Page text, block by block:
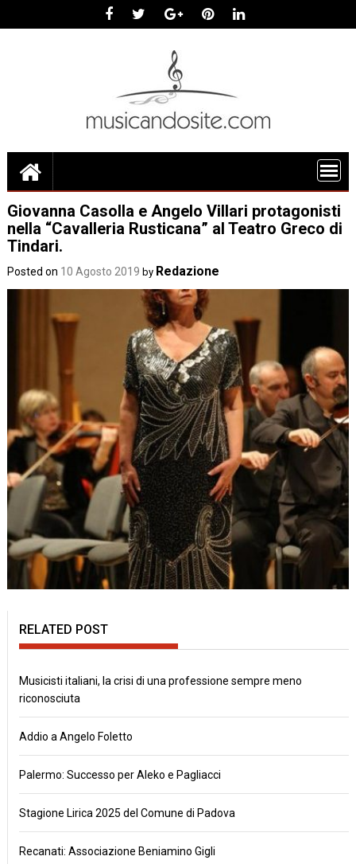
Giovanna Casolla e Angelo Villari protagonisti
nella “Cavalleria Rusticana” al Teatro Greco di
Tindari.
Posted on 10 Agosto 2019 by Redazione
RELATED POST
Musicisti italiani, la crisi di una professione sempre meno
riconosciuta
Addio a Angelo Foletto
Palermo: Successo per Aleko e Pagliacci
Stagione Lirica 2025 del Comune di Padova
Recanati: Associazione Beniamino Gigli